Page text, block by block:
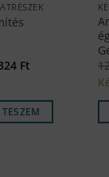
Ft.
Ft
2
324 Ft.